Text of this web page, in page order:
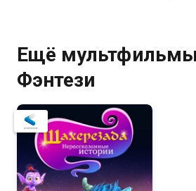
Ещё
Фэнтези